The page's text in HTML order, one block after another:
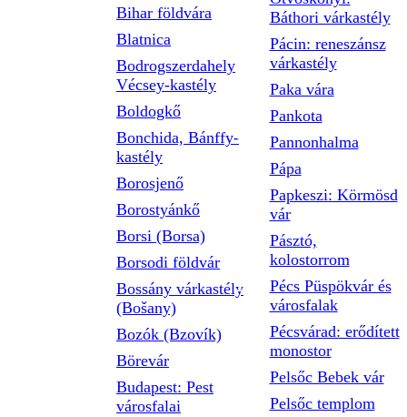
Bihar földvára
Blatnica
Bodrogszerdahely
Vécsey-kastély
Boldogkő
Bonchida, Bánffy-
kastély
Borosjenő
Borostyánkő
Borsi (Borsa)
Borsodi földvár
Bossány várkastély
(Bošany)
Bozók (Bzovík)
Börevár
Budapest: Pest
városfalai
Báthori várkastély
Pácin: reneszánsz
várkastély
Paka vára
Pankota
Pannonhalma
Pápa
Papkeszi: Körmösd
vár
Pásztó,
kolostorrom
Pécs Püspökvár és
városfalak
Pécsvárad: erődített
monostor
Pelsőc Bebek vár
Pelsőc templom